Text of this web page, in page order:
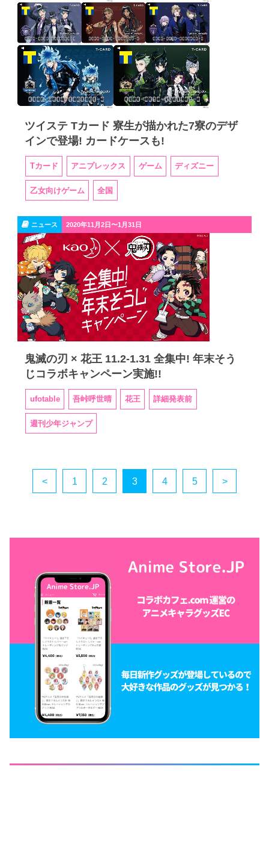
ツイステ Tカード 寮生が描かれた7寮のデザ
インで登場! カードケースも!
Tカード アニプレックス ゲーム ディズニー
乙女向けゲーム 全国
ニュース 2020年11月2日〜1月31日
鬼滅の刃 × 花王 11.2-1.31 全集中! 年末そう
じコラボキャンペーン実施!!
ufotable 吾峠呼世晴 花王 詳細発表前
週刊少年ジャンプ
< 1 2 3 4 5 >